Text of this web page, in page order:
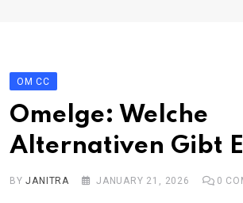
Olahraga
Kolom
OM CC
Omelge: Welche
Alternativen Gibt
BYJANITRA JANUARY 21, 2026 0